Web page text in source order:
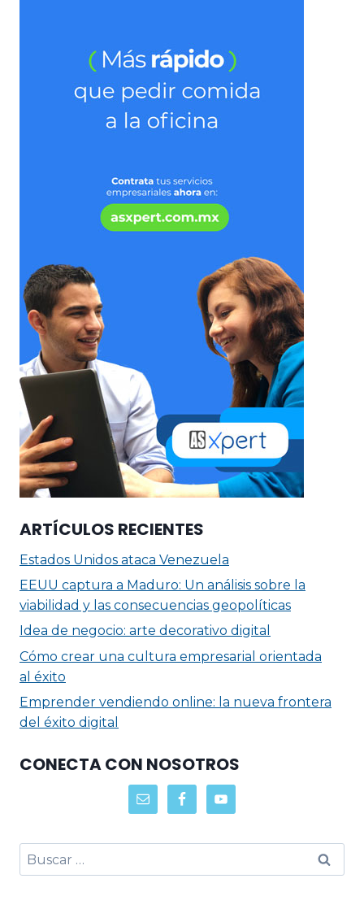
ARTÍCULOS RECIENTES
Estados Unidos ataca Venezuela
EEUU captura a Maduro: Un análisis sobre la
viabilidad y las consecuencias geopolíticas
Idea de negocio: arte decorativo digital
Cómo crear una cultura empresarial orientada
al éxito
Emprender vendiendo online: la nueva frontera
del éxito digital
CONECTA CON NOSOTROS